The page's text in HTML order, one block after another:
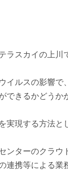
ラスカイの上川
イルスの影響で
できるかどうか
実現する方法と
ンターのクラ
連携等による業